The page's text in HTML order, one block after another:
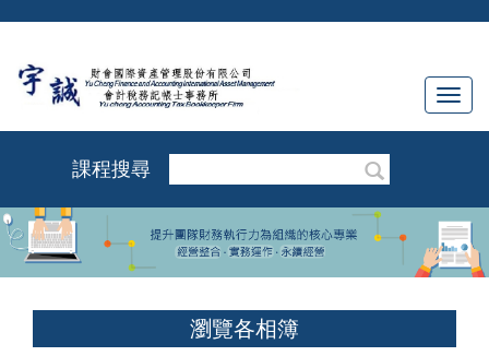
課程搜尋
瀏覽各相簿